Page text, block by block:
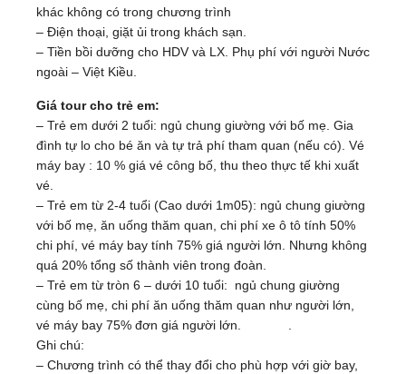
khác không có trong chương trình
– Điện thoại, giặt ủi trong khách sạn.
– Tiền bồi dưỡng cho HDV và LX. Phụ phí với người Nước
ngoài – Việt Kiều.
Giá tour cho trẻ em:
– Trẻ em dưới 2 tuổi: ngủ chung giường với bố mẹ. Gia
đình tự lo cho bé ăn và tự trả phí tham quan (nếu có). Vé
máy bay : 10 % giá vé công bố, thu theo thực tế khi xuất
vé.
– Trẻ em từ 2-4 tuổi (Cao dưới 1m05): ngủ chung giường
với bố mẹ, ăn uống thăm quan, chi phí xe ô tô tính 50%
chi phí, vé máy bay tính 75% giá người lớn. Nhưng không
quá 20% tổng số thành viên trong đoàn.
– Trẻ em từ tròn 6 – dưới 10 tuổi: ngủ chung giường
cùng bố mẹ, chi phí ăn uống thăm quan như người lớn,
vé máy bay 75% đơn giá người lớn. .
Ghi chú:
– Chương trình có thể thay đổi cho phù hợp với giờ bay,